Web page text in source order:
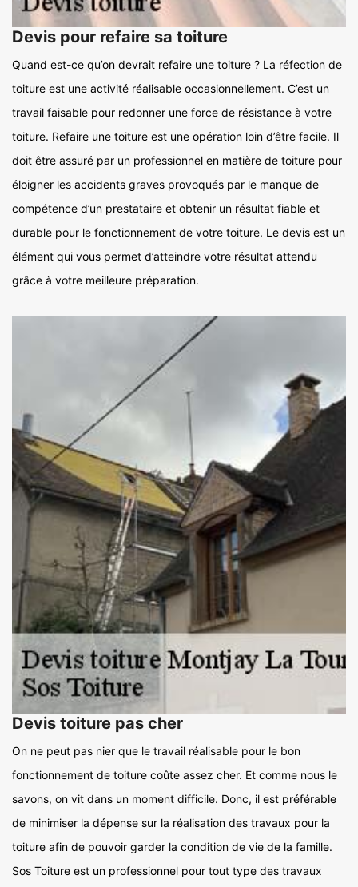
Devis pour refaire sa toiture
Quand est-ce qu’on devrait refaire une toiture ? La réfection de
toiture est une activité réalisable occasionnellement. C’est un
travail faisable pour redonner une force de résistance à votre
toiture. Refaire une toiture est une opération loin d’être facile. Il
doit être assuré par un professionnel en matière de toiture pour
éloigner les accidents graves provoqués par le manque de
compétence d’un prestataire et obtenir un résultat fiable et
durable pour le fonctionnement de votre toiture. Le devis est un
élément qui vous permet d’atteindre votre résultat attendu
grâce à votre meilleure préparation.
Devis toiture pas cher
On ne peut pas nier que le travail réalisable pour le bon
fonctionnement de toiture coûte assez cher. Et comme nous le
savons, on vit dans un moment difficile. Donc, il est préférable
de minimiser la dépense sur la réalisation des travaux pour la
toiture afin de pouvoir garder la condition de vie de la famille.
Sos Toiture est un professionnel pour tout type des travaux